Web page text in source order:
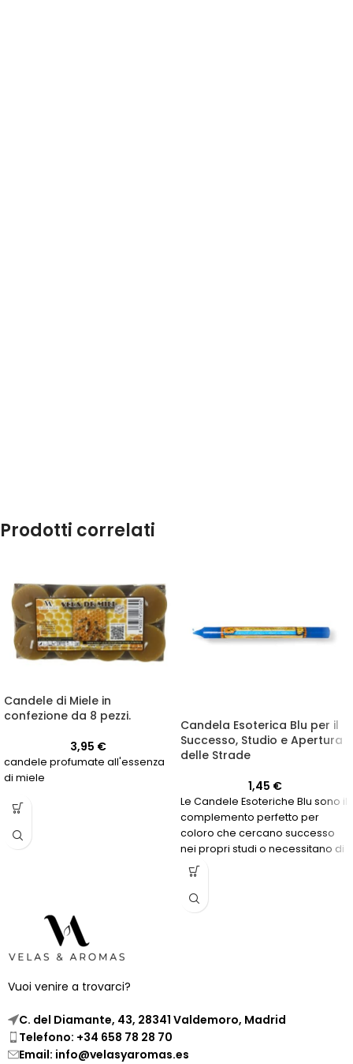
Prodotti correlati
Candele di Miele in
confezione da 8 pezzi.
3,95 €
candele profumate all'essenza
di miele
Candela Esoterica Blu per il
Successo, Studio e Apertura
delle Strade
1,45 €
Le Candele Esoteriche Blu sono il
complemento perfetto per
coloro che cercano successo
nei propri studi o necessitano di
una via d'apertura per
raggiungere i propri obiettivi. Il
loro colore simboleggia la
Vuoi venire a trovarci?
C. del Diamante, 43, 28341 Valdemoro, Madrid
Telefono: +34 658 78 28 70
Email: info@velasyaromas.es